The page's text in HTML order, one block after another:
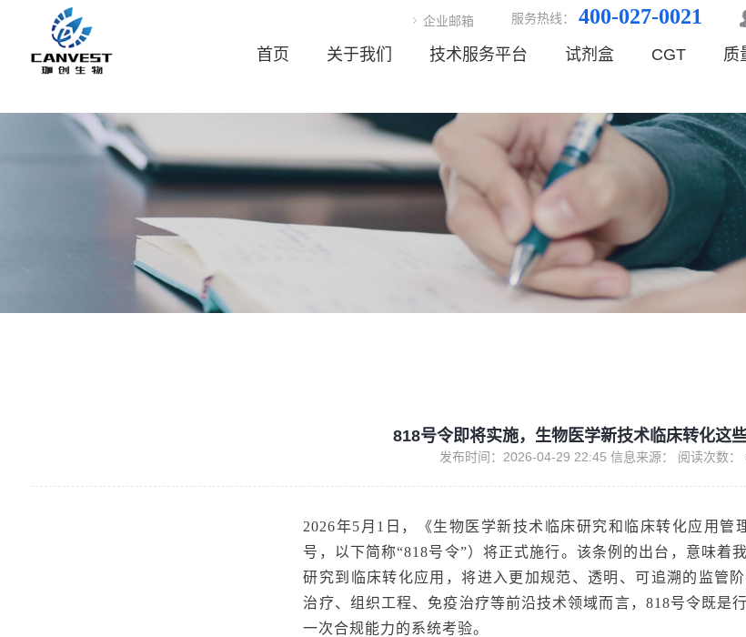
企业邮箱 服务热线： 400-027-0021
首页 关于我们 技术服务平台 试剂盒 CGT 质
818号令即将实施，生物医学新技术临床转化这
发布时间：2026-04-29 22:45 信息来源： 阅读次数：
2026年5月1日，《生物医学新技术临床研究和临床转化应用管
号，以下简称“818号令”）将正式施行。该条例的出台，意味着
研究到临床转化应用，将进入更加规范、透明、可追溯的监管
治疗、组织工程、免疫治疗等前沿技术领域而言，818号令既是
一次合规能力的系统考验。